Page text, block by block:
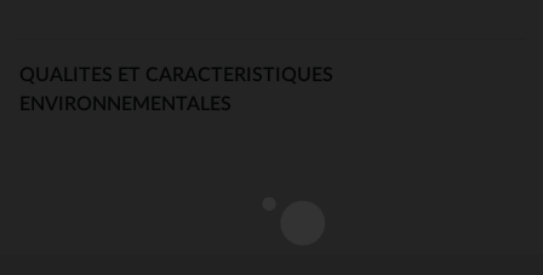
QUALITES ET CARACTERISTIQUES
ENVIRONNEMENTALES